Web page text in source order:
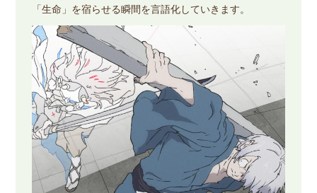
「生命」を宿らせる瞬間を言語化していきます。